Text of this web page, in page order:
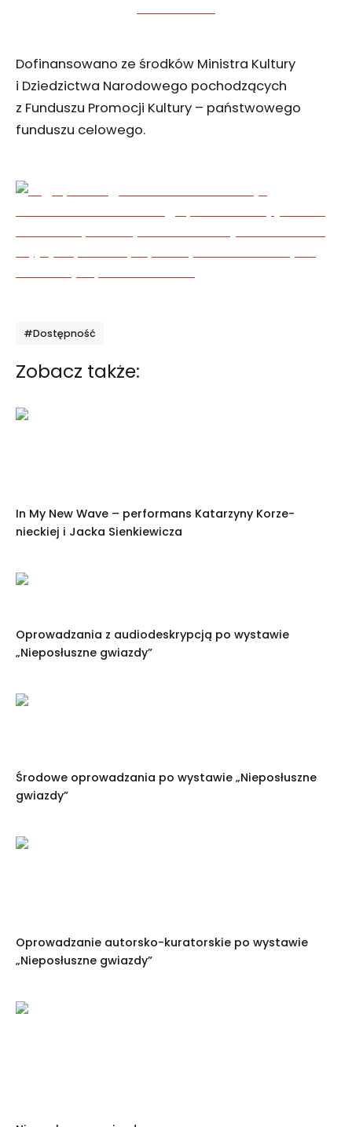
Dofinansowano ze środków Ministra Kultury
i Dziedzictwa Narodowego pochodzących
z Funduszu Promocji Kultury – państwowego
funduszu celowego.
#Dostępność
Zobacz także:
In My New Wave – performans Katarzyny Korze­
nieckiej i Jacka Sienkiewicza
Oprowadzania z audiodeskrypcją po wystawie
„Nieposłuszne gwiazdy”
Środowe oprowadzania po wystawie „Nieposłuszne
gwiazdy”
Oprowadzanie autorsko-kuratorskie po wystawie
„Nieposłuszne gwiazdy”